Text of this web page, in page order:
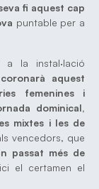
fi aquest cap
puntable per a
la instal·lació
coronarà aquest
femenines i
dominical,
mixtes i les de
vencedors, que
passat més de
el certamen el